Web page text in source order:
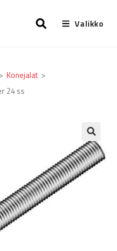
Valikko
> Konejalat >
24 ss
🔍